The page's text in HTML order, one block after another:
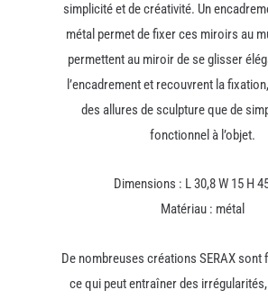
simplicité et de créativité. Un
métal permet de fixer ces miroirs au
permettent au miroir de se glisser
l’encadrement et recouvrent la
des allures de sculpture que de
fonctionnel à l’objet.
Dimensions : L 30,8 W 15 H
Matériau : métal
De nombreuses créations SERAX sont
ce qui peut entraîner des